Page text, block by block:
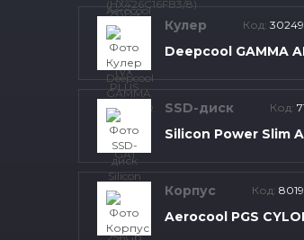
Кулер Код: 30249
Deepcool GAMMA
SSD-диск Код:
Silicon Power Slim
Корпус Код:
Aerocool PGS